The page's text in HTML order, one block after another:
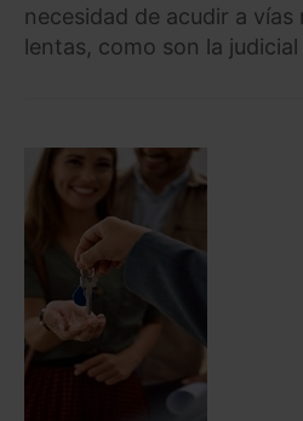
necesidad de acudir a vías
lentas, como son la